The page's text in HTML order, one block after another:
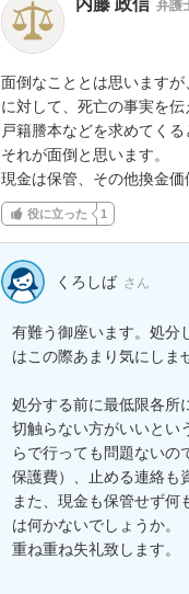
弁護
面倒なこととは思います
に対して、死亡の事実を伝
戸籍謄本などを求めてくる
それが面倒と思います。
現金は保管、その他換金価
役に立った 1
くろしば さん
有難う御座います。処分
はこの際あまり気にしま
処分する前に最低限各所
切触らない方がいいとい
らで行っても問題ないの
保護費）、止める連絡も
また、現金も保管せず
は何かないでしょうか。
重ね重ね失礼致します。